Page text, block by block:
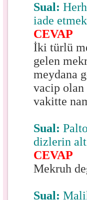
Sual:
iade
CEVAP
İki türlü
gelen
meydana
vacip olan
vakitte
Sual:
dizlerin
CEVAP
Mekruh
Sual: